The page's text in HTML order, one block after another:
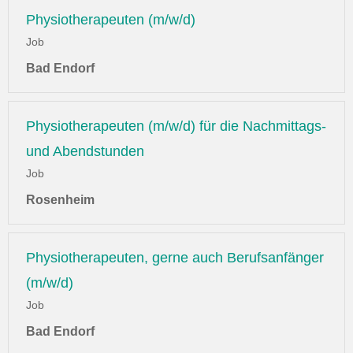
Physiotherapeuten (m/w/d)
Job
Bad Endorf
Physiotherapeuten (m/w/d) für die Nachmittags-
und Abendstunden
Job
Rosenheim
Physiotherapeuten, gerne auch Berufsanfänger
(m/w/d)
Job
Bad Endorf